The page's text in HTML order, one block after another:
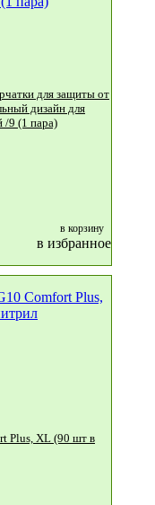
дизайн для
левой и правой руки / Желтый и голубой /9 (1 пара)
в корзину
в избранное
Plus, XL (90 шт в